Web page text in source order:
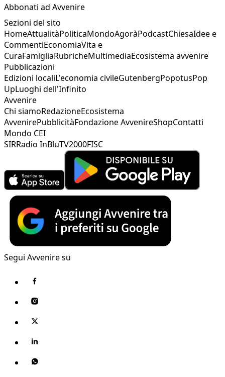
Abbonati ad Avvenire
Sezioni del sito
HomeAttualitàPoliticaMondoAgoràPodcastChiesaIdee e
CommentiEconomiaVita e
CuraFamigliaRubricheMultimediaEcosistema avvenire
Pubblicazioni
Edizioni localiL'economia civileGutenbergPopotusPop
UpLuoghi dell'Infinito
Avvenire
Chi siamoRedazioneEcosistema
AvvenirePubblicitàFondazione AvvenireShopContatti
Mondo CEI
SIRRadio InBluTV2000FISC
Segui Avvenire su